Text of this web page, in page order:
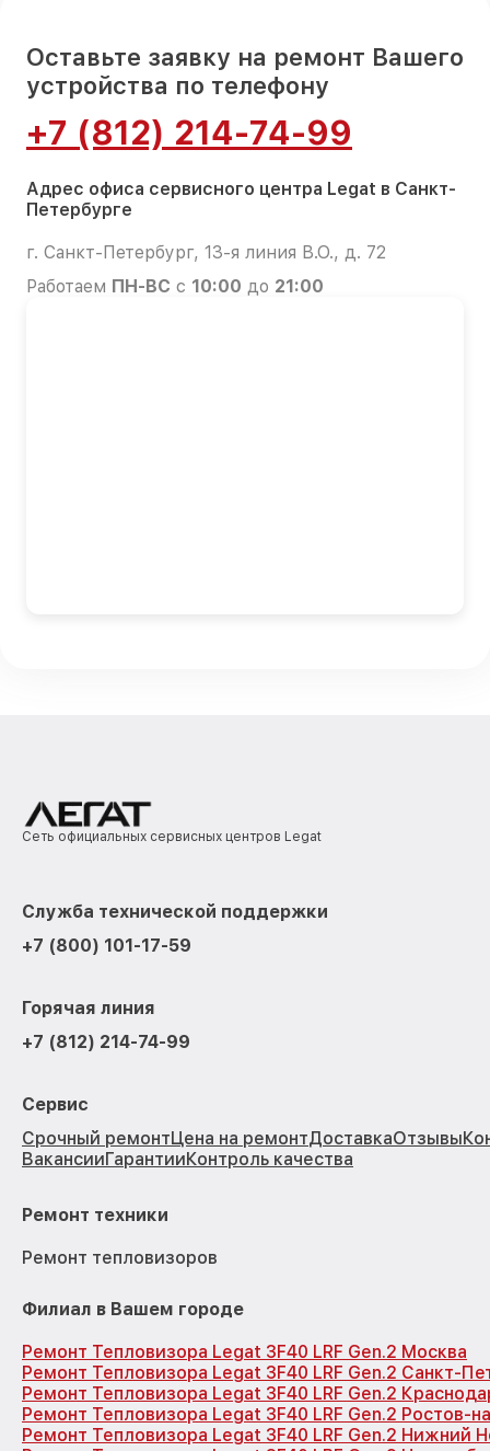
Оставьте заявку на ремонт Вашего
устройства по телефону
+7 (812) 214-74-99
Адрес офиса сервисного центра Legat в Санкт-
Петербурге
г. Санкт-Петербург, 13-я линия В.О., д. 72
Работаем ПН-ВС с 10:00 до 21:00
Сеть официальных сервисных центров Legat
Служба технической поддержки
+7 (800) 101-17-59
Горячая линия
+7 (812) 214-74-99
Сервис
Срочный ремонтЦена на ремонтДоставкаОтзывы
ВакансииГарантииКонтроль качества
Ремонт техники
Ремонт тепловизоров
Филиал в Вашем городе
Ремонт Тепловизора Legat 3F40 LRF Gen.2 Москва
Ремонт Тепловизора Legat 3F40 LRF Gen.2 Санкт-
Ремонт Тепловизора Legat 3F40 LRF Gen.2
Ремонт Тепловизора Legat 3F40 LRF Gen.2 Ростов-
Ремонт Тепловизора Legat 3F40 LRF Gen.2 Нижний